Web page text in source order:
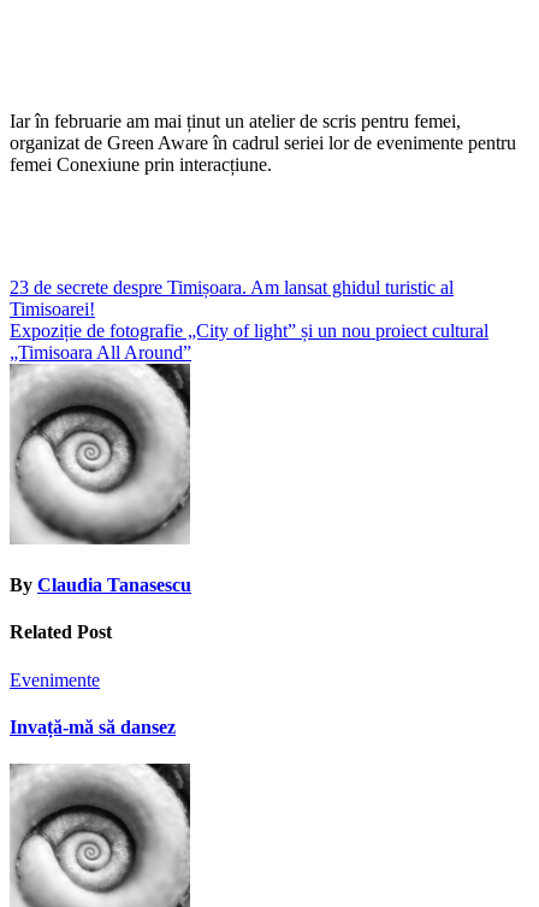
Iar în februarie am mai ținut un atelier de scris pentru femei,
organizat de Green Aware în cadrul seriei lor de evenimente pentru
femei Conexiune prin interacțiune.
Post
navigation
23 de secrete despre Timișoara. Am lansat ghidul turistic al
Timisoarei!
Expoziție de fotografie „City of light” și un nou proiect cultural
„Timisoara All Around”
By Claudia Tanasescu
Related Post
Evenimente
Invață-mă să dansez